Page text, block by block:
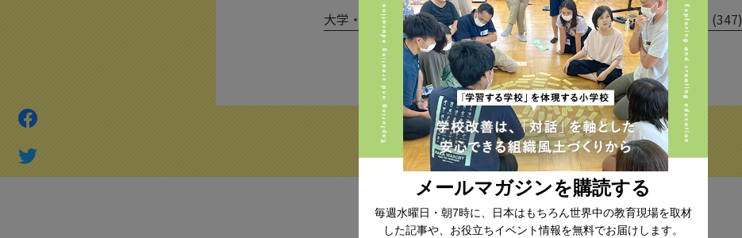
大学・専門学校 (17) 保育園・幼稚園 (1) 民間企業 (63) 公立 (347)
私立 (356) オルタナティブスクール (18) 教育委員会 (4)
メールマガジンを購読する
毎週水曜日・朝7時に、日本はもちろん世界中の教育現場を取材
した記事や、お役立ちイベント情報を無料でお届けします。